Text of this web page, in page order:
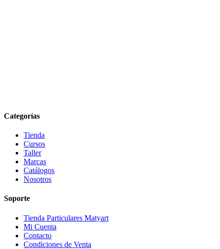
Categorías
Tienda
Cursos
Taller
Marcas
Catálogos
Nosotros
Soporte
Tienda Particulares Matyart
Mi Cuenta
Contacto
Condiciones de Venta